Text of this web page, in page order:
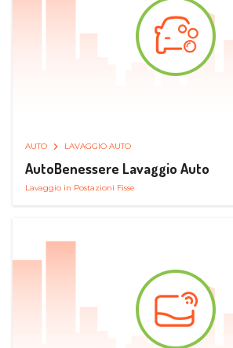
AUTO LAVAGGIO AUTO
AutoBenessere Lavaggio Auto
Lavaggio in Postazioni Fisse